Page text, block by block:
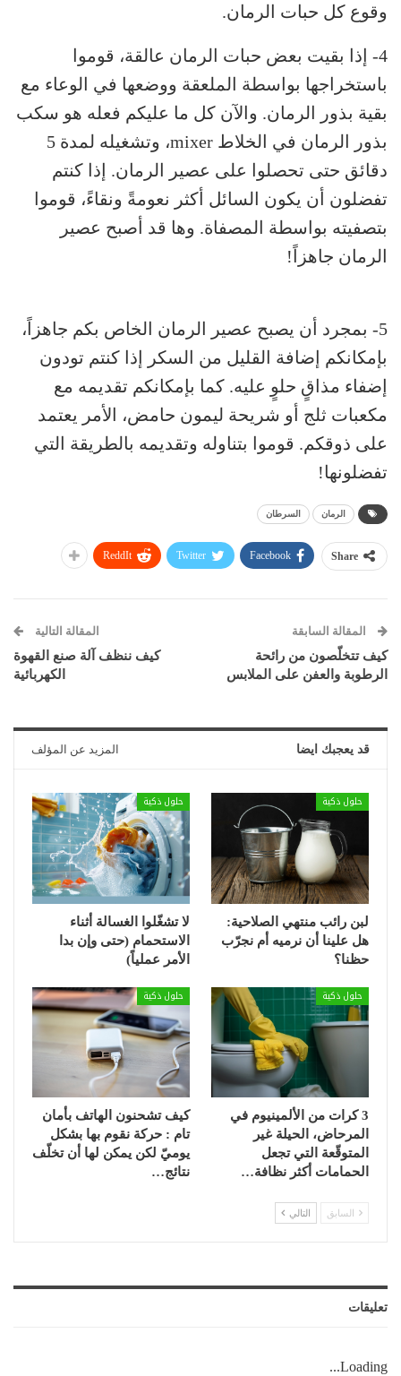
وقوع كل حبات الرمان.
4- إذا بقيت بعض حبات الرمان عالقة، قوموا
باستخراجها بواسطة الملعقة ووضعها في الوعاء مع
بقية بذور الرمان. والآن كل ما عليكم فعله هو سكب
بذور الرمان في الخلاط mixer، وتشغيله لمدة 5
دقائق حتى تحصلوا على عصير الرمان. إذا كنتم
تفضلون أن يكون السائل أكثر نعومةً ونقاءً، قوموا
بتصفيته بواسطة المصفاة. وها قد أصبح عصير
الرمان جاهزاً!
5- بمجرد أن يصبح عصير الرمان الخاص بكم جاهزاً،
بإمكانكم إضافة القليل من السكر إذا كنتم تودون
إضفاء مذاقٍ حلوٍ عليه. كما بإمكانكم تقديمه مع
مكعبات ثلج أو شريحة ليمون حامض، الأمر يعتمد
على ذوقكم. قوموا بتناوله وتقديمه بالطريقة التي
تفضلونها!
الرمان السرطان
Share
Facebook
Twitter
ReddIt
المقالة السابقة
كيف تتخلّصون من رائحة
الرطوبة والعفن على الملابس
المقالة التالية
كيف ننظف آلة صنع القهوة
الكهربائية
قد يعجبك ايضا المزيد عن المؤلف
حلول ذكية
لبن رائب منتهي الصلاحية:
هل علينا أن نرميه أم نجرّب
حظنا؟
حلول ذكية
لا تشغّلوا الغسالة أثناء
الاستحمام (حتى وإن بدا
الأمر عملياً)
حلول ذكية
3 كرات من الألمينيوم في
المرحاض، الحيلة غير
المتوقّعة التي تجعل
الحمامات أكثر نظافة…
حلول ذكية
كيف تشحنون الهاتف بأمان
تام : حركة نقوم بها بشكل
يوميّ لكن يمكن لها أن تخلّف
نتائج…
السابق التالي
تعليقات
Loading...